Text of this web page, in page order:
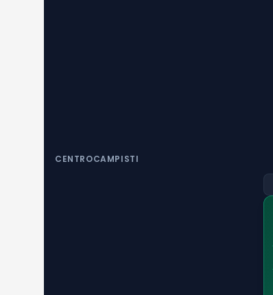
CENTROCAMPISTI